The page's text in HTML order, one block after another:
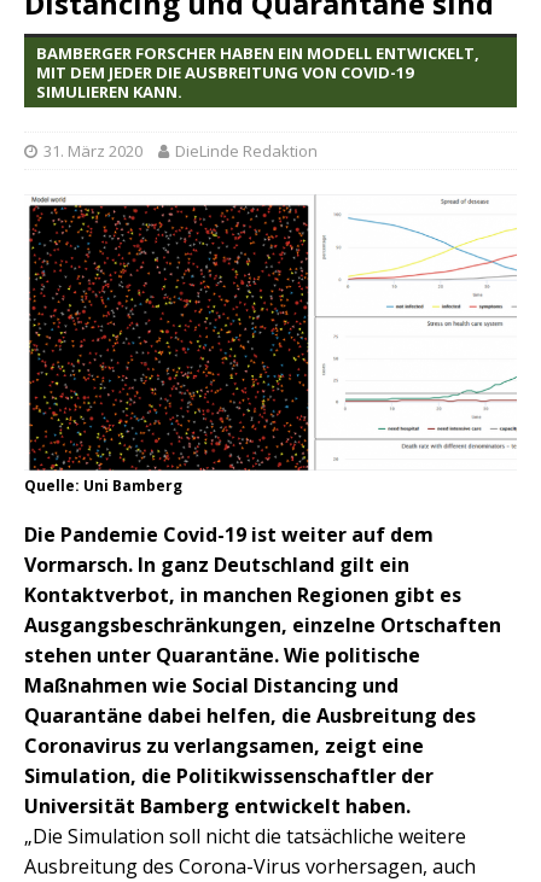
BAMBERGER FORSCHER HABEN EIN MODELL ENTWICKELT,
MIT DEM JEDER DIE AUSBREITUNG VON COVID-19
SIMULIEREN KANN.
31. März 2020 DieLinde Redaktion
Quelle: Uni Bamberg
Die Pandemie Covid-19 ist weiter auf dem
Vormarsch. In ganz Deutschland gilt ein
Kontaktverbot, in manchen Regionen gibt es
Ausgangsbeschränkungen, einzelne Ortschaften
stehen unter Quarantäne. Wie politische
Maßnahmen wie Social Distancing und
Quarantäne dabei helfen, die Ausbreitung des
Coronavirus zu verlangsamen, zeigt eine
Simulation, die Politikwissenschaftler der
Universität Bamberg entwickelt haben.
„Die Simulation soll nicht die tatsächliche weitere
Ausbreitung des Corona-Virus vorhersagen, auch